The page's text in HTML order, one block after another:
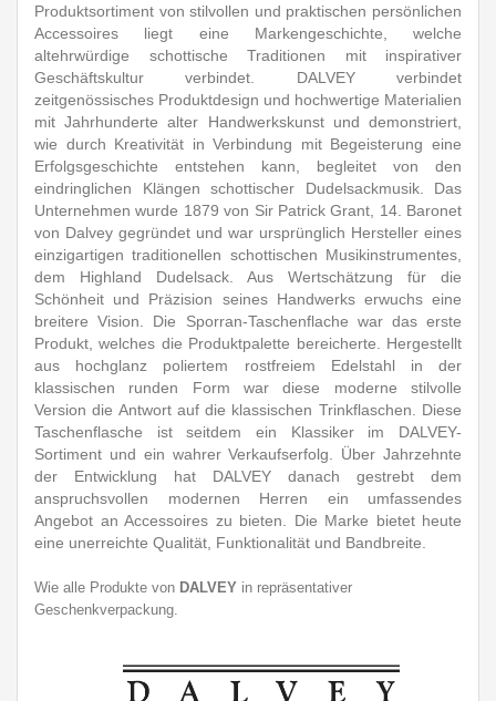
Produktsortiment von stilvollen und praktischen persönlichen
Accessoires liegt eine Markengeschichte, welche
altehrwürdige schottische Traditionen mit inspirativer
Geschäftskultur verbindet. DALVEY verbindet
zeitgenössisches Produktdesign und hochwertige Materialien
mit Jahrhunderte alter Handwerkskunst und demonstriert,
wie durch Kreativität in Verbindung mit Begeisterung eine
Erfolgsgeschichte entstehen kann, begleitet von den
eindringlichen Klängen schottischer Dudelsackmusik. Das
Unternehmen wurde 1879 von Sir Patrick Grant, 14. Baronet
von Dalvey gegründet und war ursprünglich Hersteller eines
einzigartigen traditionellen schottischen Musikinstrumentes,
dem Highland Dudelsack. Aus Wertschätzung für die
Schönheit und Präzision seines Handwerks erwuchs eine
breitere Vision. Die Sporran-Taschenflache war das erste
Produkt, welches die Produktpalette bereicherte. Hergestellt
aus hochglanz poliertem rostfreiem Edelstahl in der
klassischen runden Form war diese moderne stilvolle
Version die Antwort auf die klassischen Trinkflaschen. Diese
Taschenflasche ist seitdem ein Klassiker im DALVEY-
Sortiment und ein wahrer Verkaufserfolg. Über Jahrzehnte
der Entwicklung hat DALVEY danach gestrebt dem
anspruchsvollen modernen Herren ein umfassendes
Angebot an Accessoires zu bieten. Die Marke bietet heute
eine unerreichte Qualität, Funktionalität und Bandbreite.
Wie alle Produkte von DALVEY in repräsentativer
Geschenkverpackung.